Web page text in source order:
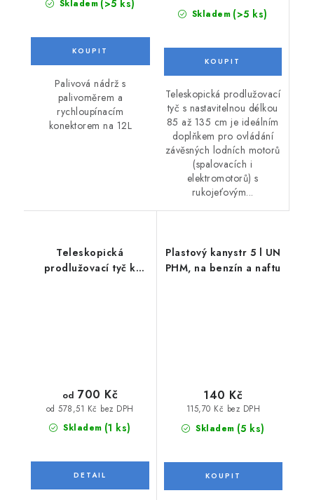
Skladem (>5 ks)
Palivová nádrž s
palivoměrem a
rychloupínacím
konektorem na 12L
Skladem (>5 ks)
Teleskopická prodlužovací
tyč s nastavitelnou délkou
85 až 135 cm je ideálním
doplňkem pro ovládání
závěsných lodních motorů
(spalovacích i
elektromotorů) s
rukojeťovým...
Teleskopická
prodlužovací tyč k
Skladem (1 ks)
od 578,51 Kč bez DPH
od 700 Kč
Plastový kanystr 5 l UN
PHM, na benzín a naftu
Skladem (5 ks)
115,70 Kč bez DPH
140 Kč